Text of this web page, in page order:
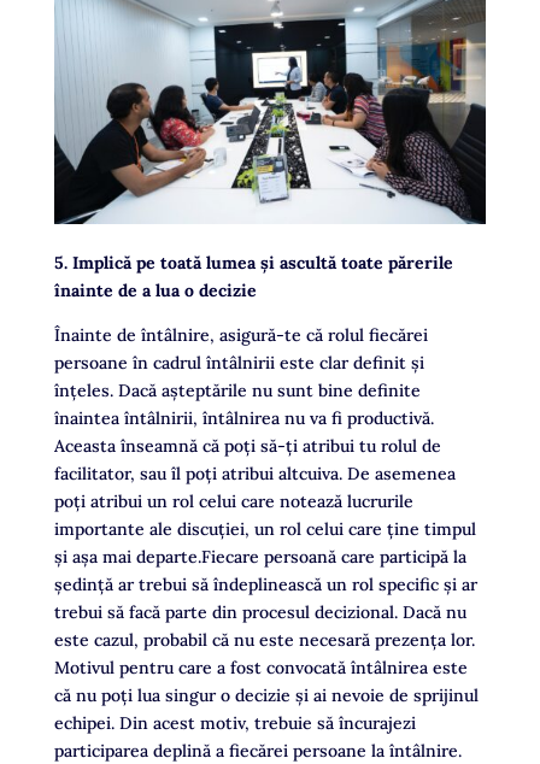
5. Implică pe toată lumea și ascultă toate părerile
înainte de a lua o decizie
Înainte de întâlnire, asigură-te că rolul fiecărei
persoane în cadrul întâlnirii este clar definit și
înțeles. Dacă așteptările nu sunt bine definite
înaintea întâlnirii, întâlnirea nu va fi productivă.
Aceasta înseamnă că poți să-ți atribui tu rolul de
facilitator, sau îl poți atribui altcuiva. De asemenea
poți atribui un rol celui care notează lucrurile
importante ale discuției, un rol celui care ține timpul
și așa mai departe.Fiecare persoană care participă la
ședință ar trebui să îndeplinească un rol specific și ar
trebui să facă parte din procesul decizional. Dacă nu
este cazul, probabil că nu este necesară prezența lor.
Motivul pentru care a fost convocată întâlnirea este
că nu poți lua singur o decizie și ai nevoie de sprijinul
echipei. Din acest motiv, trebuie să încurajezi
participarea deplină a fiecărei persoane la întâlnire.